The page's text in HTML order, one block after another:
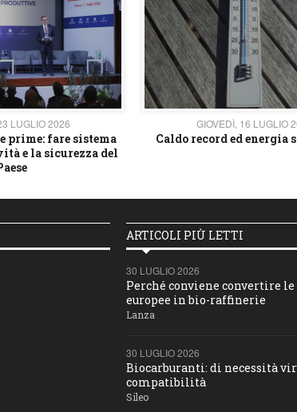
LUGLIO 2026
prime: fare sistema
e la sicurezza del
GIOVEDÌ, 16 LUGLIO
Caldo record ed energia
ARTICOLI PIÙ LETTI
30 LUGLIO 2026
Perché conviene convertire
europee in bio-raffinerie
Lanza
30 LUGLIO 2026
Biocarburanti: di necessità
compatibilità
Sileo